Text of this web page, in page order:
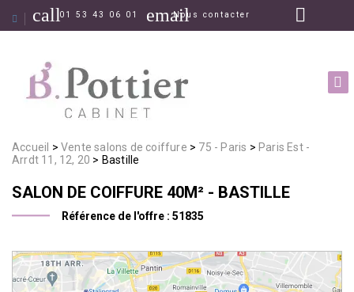
call01 53 43 06 01 emailNous contacter
Accueil Vente salons de coiffure 75 - Paris
Paris Est -
Arrdt 11, 12, 20
Bastille
SALON DE COIFFURE 40M² - BASTILLE
Référence de l'offre : 51835